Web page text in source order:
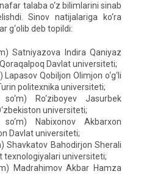
talaba o‘z bilimlarini sinab
Sinov natijalariga ko‘ra
g‘olib deb topildi:
Satniyazova Indira Qaniyaz
Davlat universiteti;
Lapasov Qobiljon Olimjon o‘g‘li
politexnika universiteti;
Ro‘ziboyev Jasurbek
universiteti;
Nabixonov Akbarxon
Davlat universiteti;
Shavkatov Bahodirjon Sherali
texnologiyalari universiteti;
Madrahimov Akbar Hamza